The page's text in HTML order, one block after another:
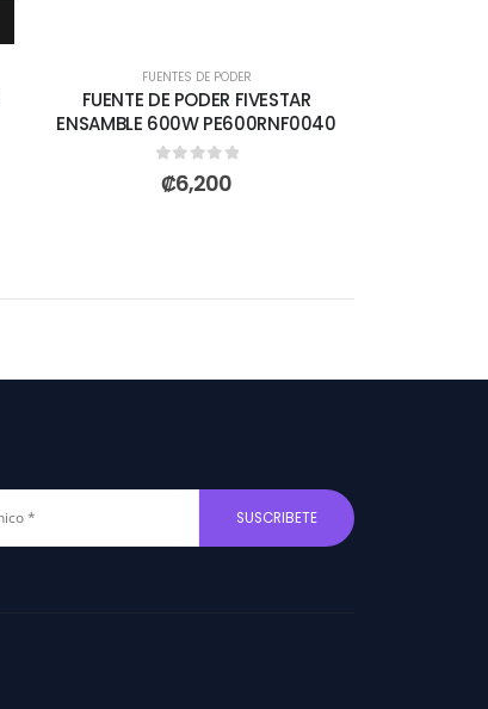
FUENTES DE PODER
FUENTE DE PODER FIVESTAR
ENSAMBLE 600W PE600RNF0040
0out of 5
₡6,200